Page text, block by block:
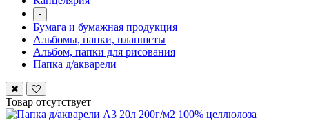
-
Бумага и бумажная продукция
Альбомы, папки, планшеты
Альбом, папки для рисования
Папка д/акварели
Товар отсутствует